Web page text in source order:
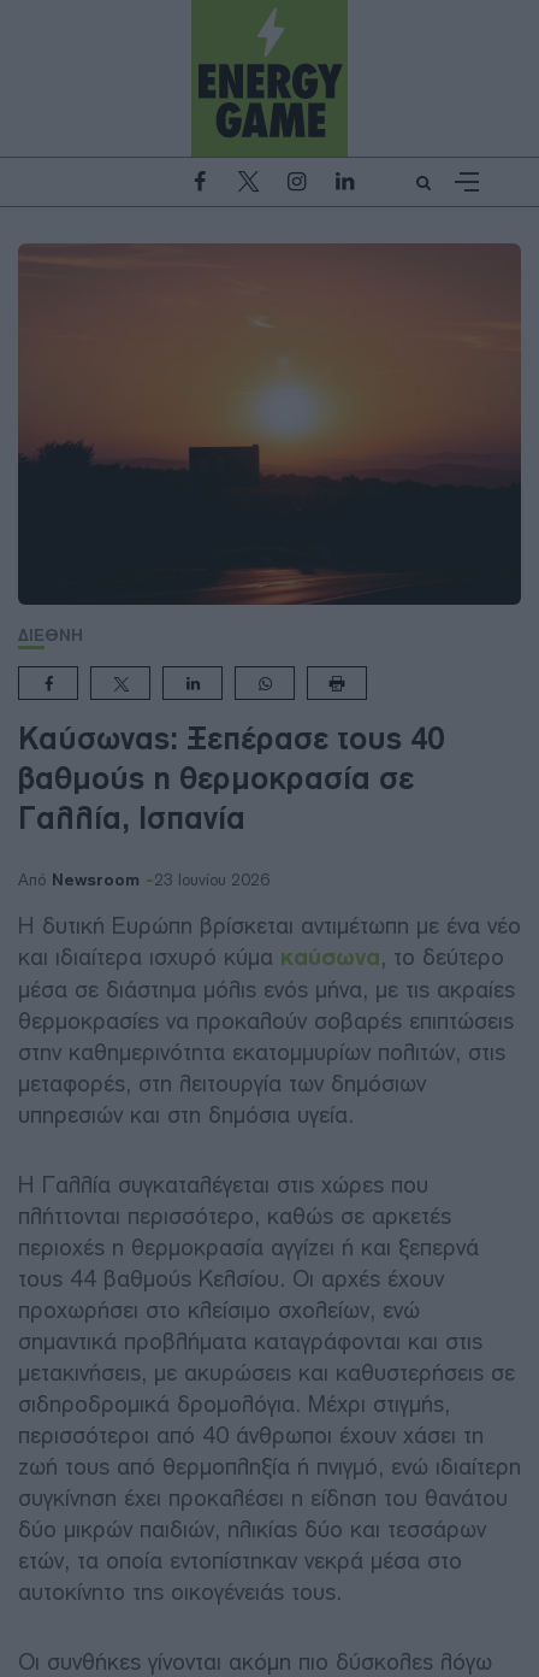
ΔΙΕΘΝΗ
Καύσωνας: Ξεπέρασε τους 40
βαθμούς η θερμοκρασία σε
Γαλλία, Ισπανία
Από Newsroom 23 Ιουνίου 2026
Η δυτική Ευρώπη βρίσκεται αντιμέτωπη με ένα νέο
και ιδιαίτερα ισχυρό κύμα καύσωνα, το δεύτερο
μέσα σε διάστημα μόλις ενός μήνα, με τις ακραίες
θερμοκρασίες να προκαλούν σοβαρές επιπτώσεις
στην καθημερινότητα εκατομμυρίων πολιτών, στις
μεταφορές, στη λειτουργία των δημόσιων
υπηρεσιών και στη δημόσια υγεία.
Η Γαλλία συγκαταλέγεται στις χώρες που
πλήττονται περισσότερο, καθώς σε αρκετές
περιοχές η θερμοκρασία αγγίζει ή και ξεπερνά
τους 44 βαθμούς Κελσίου. Οι αρχές έχουν
προχωρήσει στο κλείσιμο σχολείων, ενώ
σημαντικά προβλήματα καταγράφονται και στις
μετακινήσεις, με ακυρώσεις και καθυστερήσεις σε
σιδηροδρομικά δρομολόγια. Μέχρι στιγμής,
περισσότεροι από 40 άνθρωποι έχουν χάσει τη
ζωή τους από θερμοπληξία ή πνιγμό, ενώ ιδιαίτερη
συγκίνηση έχει προκαλέσει η είδηση του θανάτου
δύο μικρών παιδιών, ηλικίας δύο και τεσσάρων
ετών, τα οποία εντοπίστηκαν νεκρά μέσα στο
αυτοκίνητο της οικογένειάς τους.
Οι συνθήκες γίνονται ακόμη πιο δύσκολες λόγω